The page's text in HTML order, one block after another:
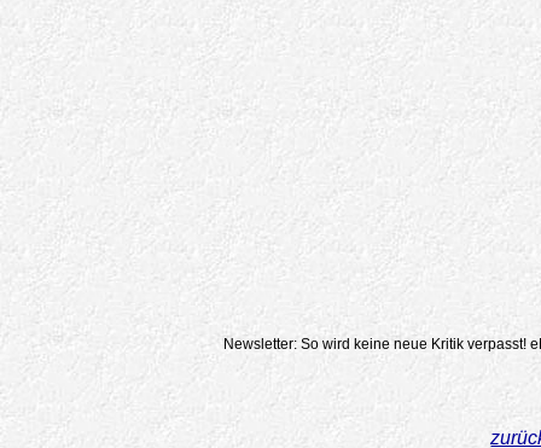
Newsletter: So wird keine neue Kritik verpasst!